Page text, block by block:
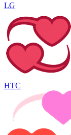
LG
HTC